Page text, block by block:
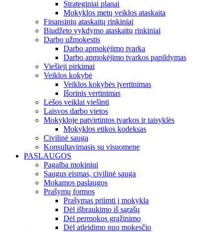
Strateginiai planai
Mokyklos metų veiklos ataskaita
Finansinių ataskaitų rinkiniai
Biudžeto vykdymo ataskaitų rinkiniai
Darbo užmokestis
Darbo apmokėjimo tvarka
Darbo apmokėjimo tvarkos papildymas
Viešieji pirkimai
Veiklos kokybė
Veiklos kokybės įvertinimas
Išorinis vertinimas
Lėšos veiklai viešinti
Laisvos darbo vietos
Mokykloje patvirtintos tvarkos ir taisyklės
Mokyklos etikos kodeksas
Civilinė sauga
Konsultavimasis su visuomene
PASLAUGOS
Pagalba mokiniui
Saugus eismas, civilinė sauga
Mokamos paslaugos
Prašymų formos
Prašymas priimti į mokyklą
Dėl išbraukimo iš sąrašų
Dėl permokos grąžinimo
Dėl atleidimo nuo mokesčio